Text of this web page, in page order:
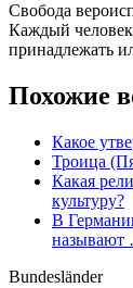
Свобода
Каждый
принадлежать
Похожие
Какое
Троица
Какая
культуру?
В
Bundesländer